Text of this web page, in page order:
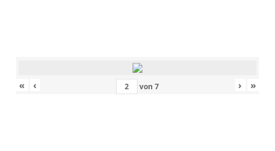
« ‹ von 7 › »